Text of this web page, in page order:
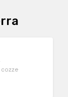
cozze